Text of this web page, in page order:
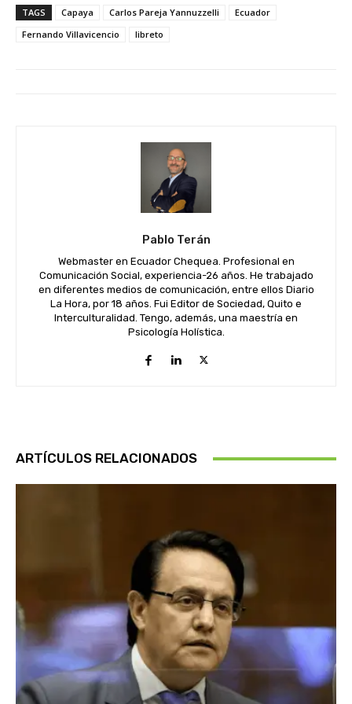
TAGS Capaya Carlos Pareja Yannuzzelli
Ecuador
Fernando Villavicencio
libreto
Pablo Terán
Webmaster en Ecuador Chequea. Profesional en
Comunicación Social, experiencia-26 años. He trabajado
en diferentes medios de comunicación, entre ellos Diario
La Hora, por 18 años. Fui Editor de Sociedad, Quito e
Interculturalidad. Tengo, además, una maestría en
Psicología Holística.
ARTÍCULOS RELACIONADOS